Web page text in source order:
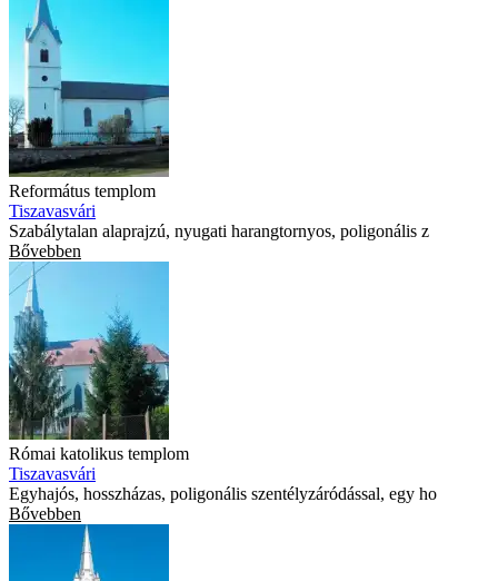
Református templom
Tiszavasvári
Szabálytalan alaprajzú, nyugati harangtornyos, poligonális z
Bővebben
Római katolikus templom
Tiszavasvári
Egyhajós, hosszházas, poligonális szentélyzáródással, egy ho
Bővebben